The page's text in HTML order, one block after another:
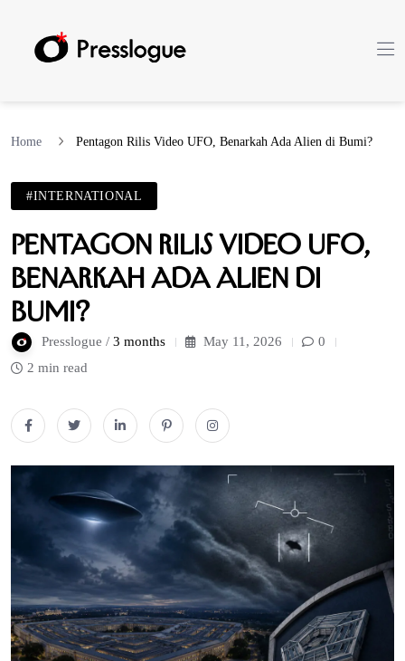
Home Pentagon Rilis Video UFO, Benarkah Ada Alien di Bumi?
#INTERNATIONAL
Pentagon Rilis Video UFO,
Benarkah Ada Alien di
Bumi?
Presslogue / 3 months May 11, 2026
0
2 min read